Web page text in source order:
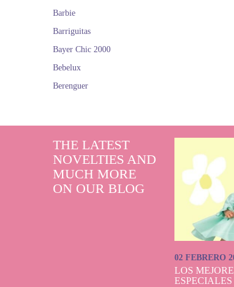
Barbie
Barriguitas
Bayer Chic 2000
Bebelux
Berenguer
THE LATEST
NOVELTIES AND
MUCH MORE
ON OUR BLOG
02 FEBRERO
LOS
ESPECIALES